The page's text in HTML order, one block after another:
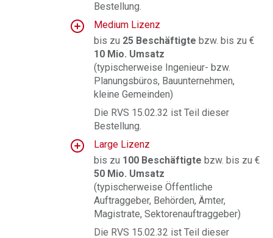
Bestellung.
Medium Lizenz
bis zu 25 Beschäftigtebzw. bis zu €
10 Mio. Umsatz
(typischerweise Ingenieur- bzw.
Planungsbüros, Bauunternehmen,
kleine Gemeinden)
Die RVS 15.02.32 ist Teil dieser
Bestellung.
Large Lizenz
bis zu 100 Beschäftigtebzw. bis zu €
50 Mio. Umsatz
(typischerweise Öffentliche
Auftraggeber, Behörden, Ämter,
Magistrate, Sektorenauftraggeber)
Die RVS 15.02.32 ist Teil dieser